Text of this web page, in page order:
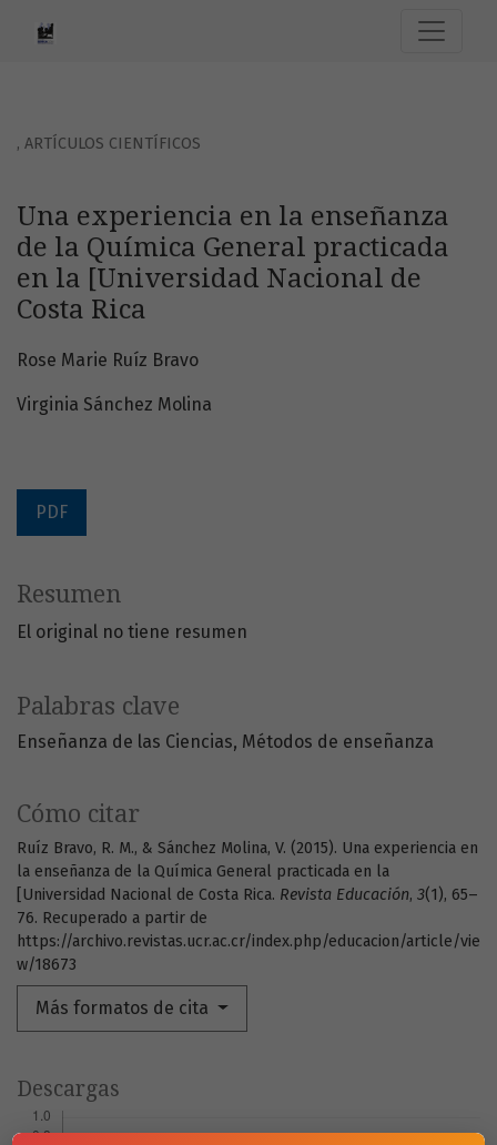
, ARTÍCULOS CIENTÍFICOS
Una experiencia en la enseñanza
de la Química General practicada
en la [Universidad Nacional de
Costa Rica
Rose Marie Ruíz Bravo
Virginia Sánchez Molina
PDF
Palabras clave
Enseñanza de las Ciencias Métodos de enseñanza
Cómo citar
Ruíz Bravo, R. M., & Sánchez Molina, V. (2015). Una experiencia en
la enseñanza de la Química General practicada en la
[Universidad Nacional de Costa Rica. Revista Educación, 3(1), 65–
76. Recuperado a partir de
https://archivo.revistas.ucr.ac.cr/index.php/educacion/article/vie
w/18673
Más formatos de cita
Resumen
El original no tiene resumen
Descargas